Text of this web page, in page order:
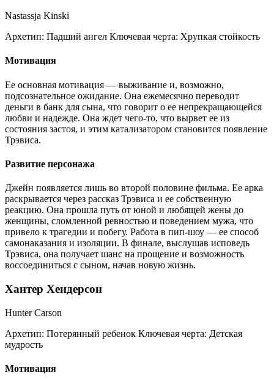
Nastassja Kinski
Архетип: Падший ангел Ключевая черта: Хрупкая стойкость
Мотивация
Ее основная мотивация — выживание и, возможно,
подсознательное ожидание. Она ежемесячно переводит
деньги в банк для сына, что говорит о ее непрекращающейся
любви и надежде. Она ждет чего-то, что вырвет ее из
состояния застоя, и этим катализатором становится появление
Трэвиса.
Развитие персонажа
Джейн появляется лишь во второй половине фильма. Ее арка
раскрывается через рассказ Трэвиса и ее собственную
реакцию. Она прошла путь от юной и любящей жены до
женщины, сломленной ревностью и поведением мужа, что
привело к трагедии и побегу. Работа в пип-шоу — ее способ
самонаказания и изоляции. В финале, выслушав исповедь
Трэвиса, она получает шанс на прощение и возможность
воссоединиться с сыном, начав новую жизнь.
Хантер Хендерсон
Hunter Carson
Архетип: Потерянный ребенок Ключевая черта: Детская
мудрость
Мотивация